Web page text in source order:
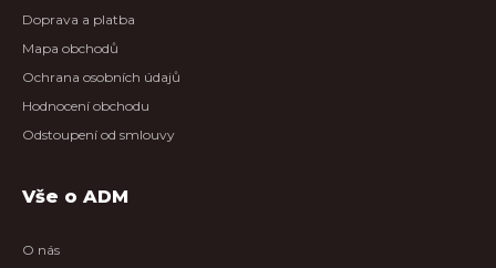
Doprava a platba
Mapa obchodů
Ochrana osobních údajů
Hodnocení obchodu
Odstoupení od smlouvy
Vše o ADM
O nás